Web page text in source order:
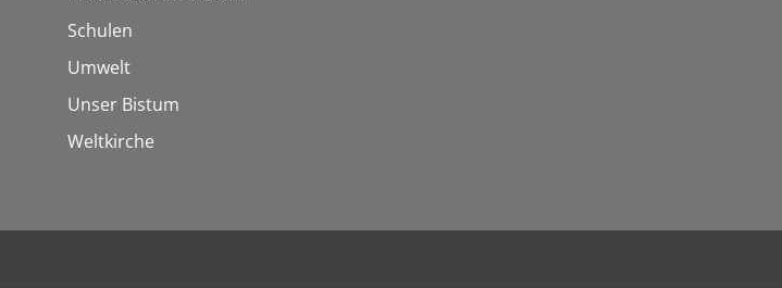
Schulen
Umwelt
Unser Bistum
Weltkirche